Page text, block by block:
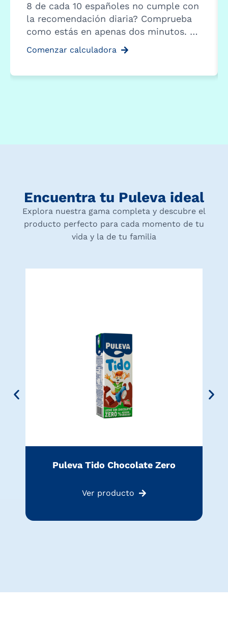
8 de cada 10 españoles no cumple con
la recomendación diaria? Comprueba
como estás en apenas dos minutos. …
Comenzar calculadora
Encuentra tu Puleva ideal
Explora nuestra gama completa y descubre el
producto perfecto para cada momento de tu
vida y la de tu familia
Puleva Tido Chocolate Zero
Ver producto